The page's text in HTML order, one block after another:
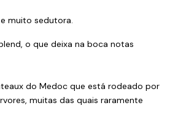
muito sedutora.
o que deixa na boca notas
do Medoc que está rodeado por
muitas das quais raramente